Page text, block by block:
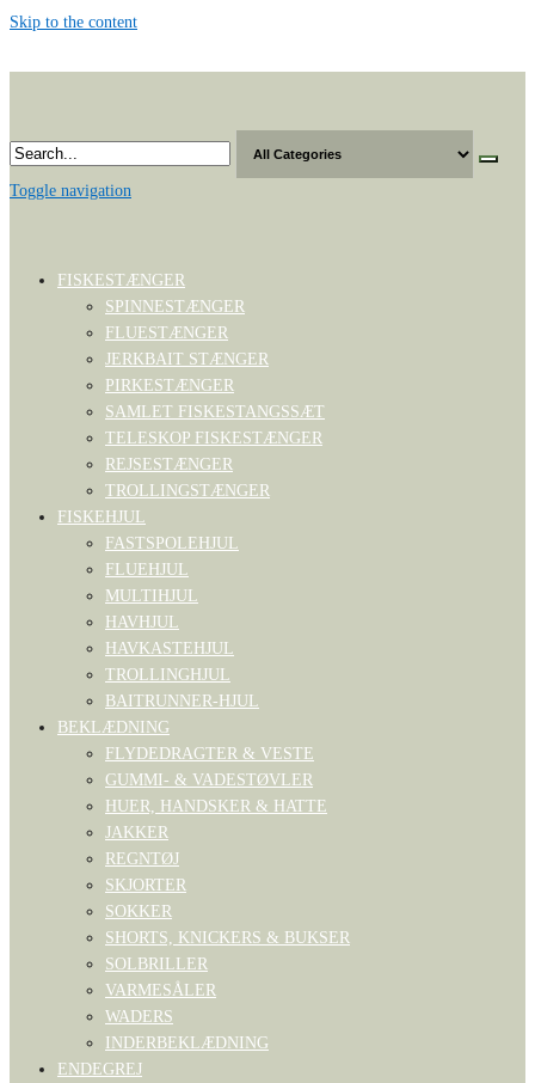
Skip to the content
Toggle navigation
FISKESTÆNGER
SPINNESTÆNGER
FLUESTÆNGER
JERKBAIT STÆNGER
PIRKESTÆNGER
SAMLET FISKESTANGSSÆT
TELESKOP FISKESTÆNGER
REJSESTÆNGER
TROLLINGSTÆNGER
FISKEHJUL
FASTSPOLEHJUL
FLUEHJUL
MULTIHJUL
HAVHJUL
HAVKASTEHJUL
TROLLINGHJUL
BAITRUNNER-HJUL
BEKLÆDNING
FLYDEDRAGTER & VESTE
GUMMI- & VADESTØVLER
HUER, HANDSKER & HATTE
JAKKER
REGNTØJ
SKJORTER
SOKKER
SHORTS, KNICKERS & BUKSER
SOLBRILLER
VARMESÅLER
WADERS
INDERBEKLÆDNING
ENDEGREJ